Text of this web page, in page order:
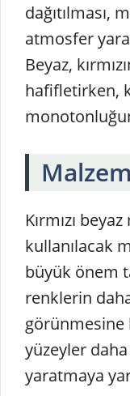
dağıtılması,
atmosfer
Beyaz,
hafifletirken,
Kırmızı
kullanılacak
büyük önem
renklerin
görünmesine
yüzeyler
yaratmaya